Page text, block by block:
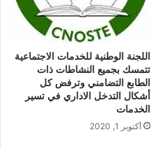
اللجنة الوطنية للخدمات الاجتماعية
تتمسك بجميع النشاطات ذات
الطابع التضامني وترفض كل
أشكال التدخل الاداري في تسير
الخدمات
أكتوبر 1, 2020